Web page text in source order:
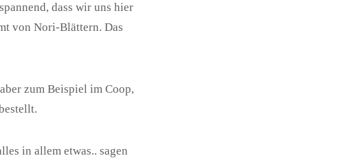
dass wir uns hier
von Nori-Blättern. Das
zum Beispiel im Coop,
in allem etwas.. sagen